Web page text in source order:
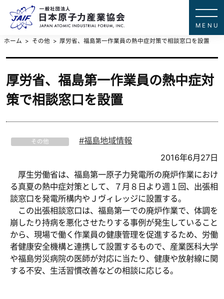
ホーム その他 厚労省、福島第一作業員の熱中症対策で相談窓口を設置
厚労省、福島第一作業員の熱中症対
策で相談窓口を設置
その他
福島地域情報
2016年6月27日
厚生労働省は、福島第一原子力発電所の廃炉作業におけ
る真夏の熱中症対策として、７月８日より週１回、出張相
談窓口を発電所構内やＪヴィレッジに設置する。
この出張相談窓口は、福島第一での廃炉作業で、体調を
崩したり持病を悪化させたりする事例が発生していること
から、現場で働く作業員の健康管理を促進するため、労働
者健康安全機構と連携して設置するもので、産業医科大学
や福島労災病院の医師が対応に当たり、健康や放射線に関
する不安、生活習慣改善などの相談に応じる。